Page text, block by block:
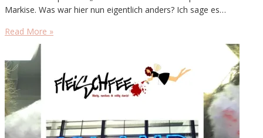
Markise. Was war hier nun eigentlich anders? Ich sage es…
Read More »